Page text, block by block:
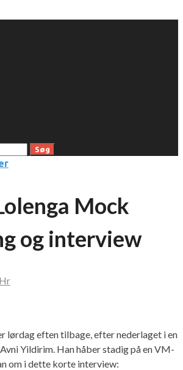
Mock
og interview
Hr
lørdag eften tilbage, efter nederlaget i en
Yildirim. Han håber stadig på en VM-
om i dette korte interview: